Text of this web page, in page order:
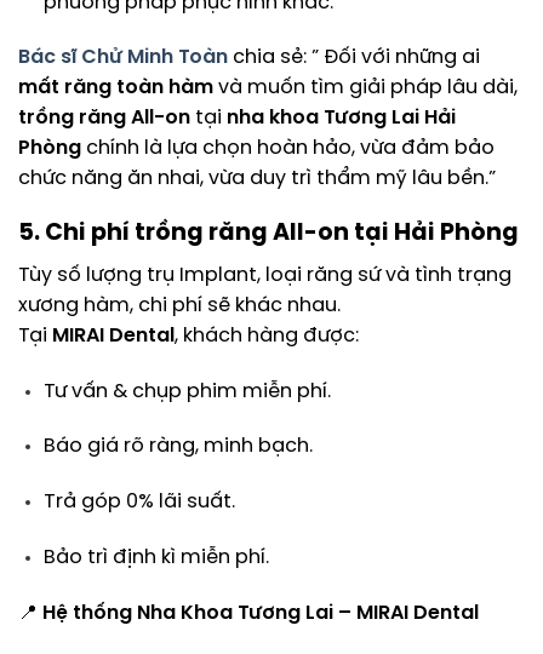
Bác sĩ Chử Minh Toàn chia sẻ: ” Đối với những ai
mất răng toàn hàm và muốn tìm giải pháp lâu dài,
trồng răng All-on tại nha khoa Tương Lai Hải
Phòng chính là lựa chọn hoàn hảo, vừa đảm bảo
chức năng ăn nhai, vừa duy trì thẩm mỹ lâu bền.”
5. Chi phí trồng răng All-on tại Hải Phòng
Tùy số lượng trụ Implant, loại răng sứ và tình trạng
xương hàm, chi phí sẽ khác nhau.
Tại MIRAI Dental , khách hàng được:
Tư vấn & chụp phim miễn phí.
Báo giá rõ ràng, minh bạch.
Trả góp 0% lãi suất.
Bảo trì định kì miễn phí.
📍 Hệ thống Nha Khoa Tương Lai – MIRAI Dental